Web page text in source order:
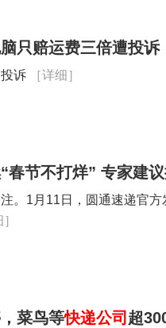
只赔运费三倍遭投诉
诉 ［详细］
春节不打烊” 专家建
。1月11日，圆通速递官
菜鸟等快递公司 超